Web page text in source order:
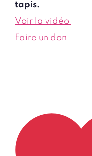
tapis.
Voir la vidéo
Faire un don